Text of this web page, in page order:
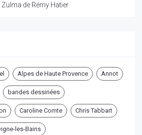
Zulma de Rémy Hatier
Alpes de Haute Provence Annot
bandes dessinées
Caroline Comte Chris Tabbart
les-Bains